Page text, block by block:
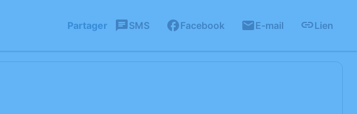
Partager SMS Facebook E-mail Lien